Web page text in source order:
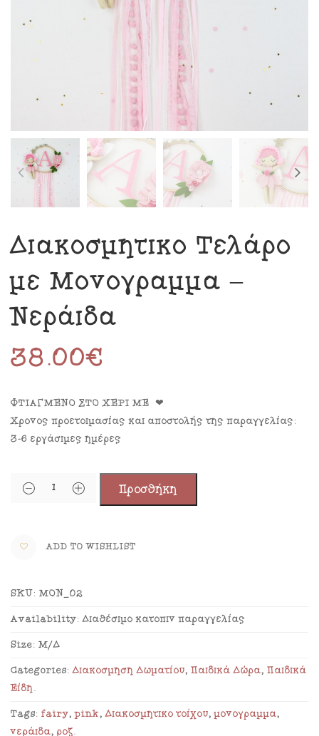
Διακοσμητικό Τελάρο
με Μονόγραμμα –
Νεράιδα
38.00€
ΦΤΙΑΓΜΕΝΟ ΣΤΟ ΧΕΡΙ ΜΕ ❤
Χρόνος προετοιμασίας και αποστολής της παραγγελίας:
3-6 εργάσιμες ημέρες
Προσθήκη
ADD TO WISHLIST
SKU: MON_02
Availability: Διαθέσιμο κατόπιν παραγγελίας
Size: Μ/Δ
Categories: Διακόσμηση Δωματίου, Παιδικά Δώρα, Παιδικά
Είδη.
Tags: fairy,pink,Διακοσμητικό τοίχου,μονόγραμμα,
νεράιδα, ροζ.